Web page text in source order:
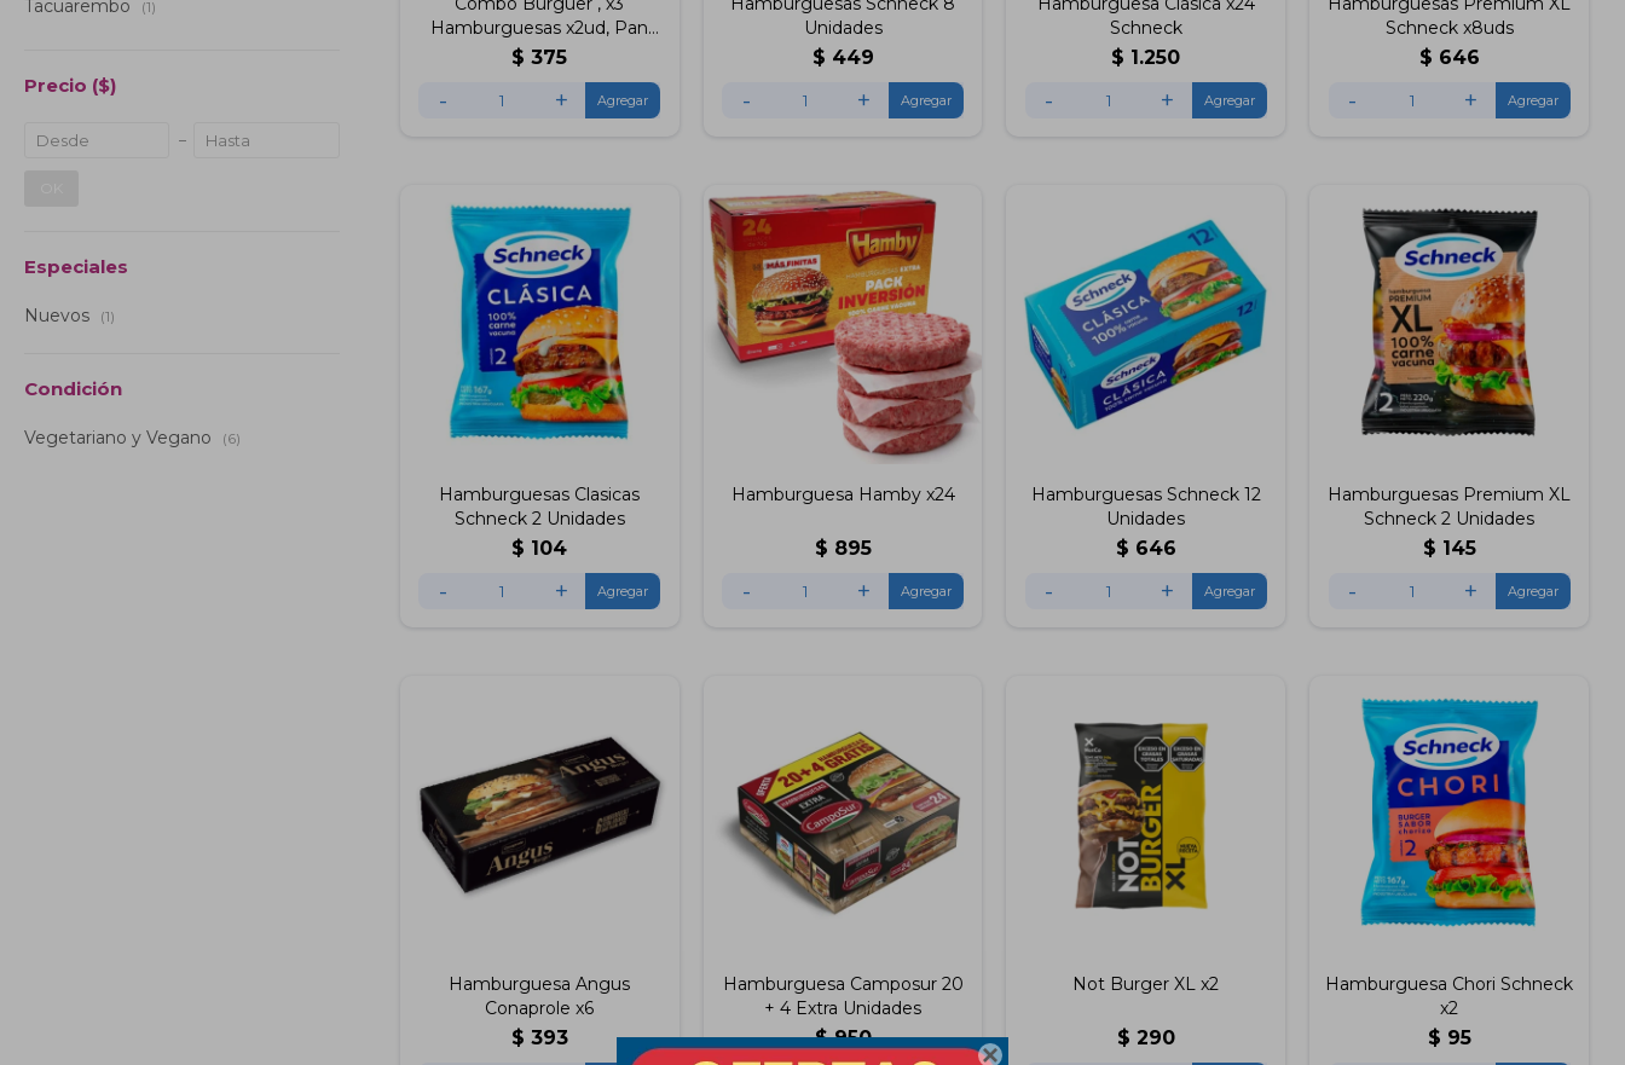

Hamburguesas x2ud, Pan
tortuga x6ud, Papas Fritas 1kg
$ 375
- +
Unidades
$ 449
- +
Schneck
$ 1.250
- +
Schneck x8uds
$ 646
- +
Hamburguesas Clasicas
Schneck 2 Unidades
$ 104
- +
Hamburguesa Hamby x24
$ 895
- +
Hamburguesas Schneck 12
Unidades
$ 646
- +
Hamburguesas Premium XL
Schneck 2 Unidades
$ 145
- +
Hamburguesa Angus
Conaprole x6
$ 393
Hamburguesa Camposur 20
+ 4 Extra Unidades
$ 950
Not Burger XL x2
$ 290
Hamburguesa Chori Schneck
x2
$ 95
Tacuarembo (1)
Precio ($)
Especiales
Nuevos (1)
Condición
Vegetariano y Vegano (6)